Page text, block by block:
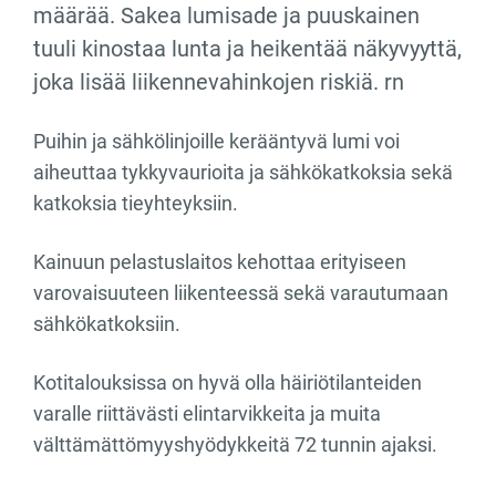
määrää. Sakea lumisade ja puuskainen
tuuli kinostaa lunta ja heikentää näkyvyyttä,
joka lisää liikennevahinkojen riskiä. rn
Puihin ja sähkölinjoille kerääntyvä lumi voi
aiheuttaa tykkyvaurioita ja sähkökatkoksia sekä
katkoksia tieyhteyksiin.
Kainuun pelastuslaitos kehottaa erityiseen
varovaisuuteen liikenteessä sekä varautumaan
sähkökatkoksiin.
Kotitalouksissa on hyvä olla häiriötilanteiden
varalle riittävästi elintarvikkeita ja muita
välttämättömyyshyödykkeitä 72 tunnin ajaksi.